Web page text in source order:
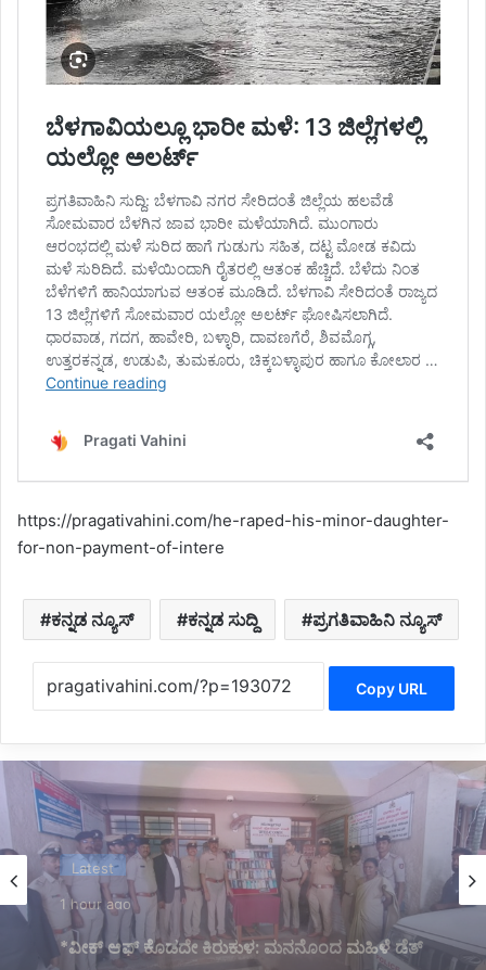
https://pragativahini.com/he-raped-his-minor-daughter-
for-non-payment-of-intere
ಕನ್ನಡ ನ್ಯೂಸ್ ಕನ್ನಡ ಸುದ್ದಿ ಪ್ರಗತಿವಾಹಿನಿ ನ್ಯೂಸ್
Copy URL
Belagavi News
2 hours ago
*ಮೊಬೈಲ್ ಪತ್ತೆಹಚ್ಚಿ ವಾರಸುದಾರರಿಗೆ ಹಿಂದಿರುಗಿಸಿದ
ಬೆಳಗಾವಿ ಪೊಲೀಸರು*